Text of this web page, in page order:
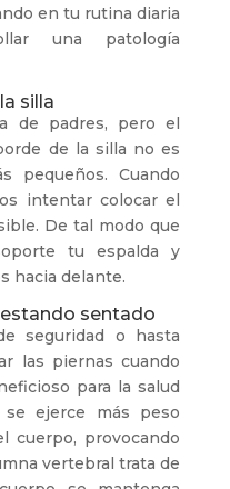
en tu rutina diaria
una patología
silla
de padres, pero el
de la silla no es
pequeños. Cuando
intentar colocar el
De tal modo que
tu espalda y
hacia delante.
sentado
seguridad o hasta
las piernas cuando
para la salud
ejerce más peso
cuerpo, provocando
vertebral trata de